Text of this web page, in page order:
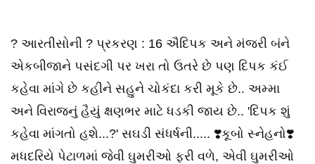
? આરતીસોની ? પ્રકરણ : 16 ઐદિપક અને મંજરી બંને
એકબીજાને પસંદગી પર ખરા તો ઉતરે છે પણ દિપક કંઈ
કહેવા માંગે છે કહીને સહુને ચોકંદા કરી મૂકે છે.. અમ્મા
અને વિરાજનું હૈયું ક્ષણભર માટે ધડકી જાય છે.. 'દિપક શું
કહેવા માંગતો હશે...?' સઘડી સંધર્ષની..... ❣️કૂબો સ્નેહનો❣️
મધદરિયે પેટાળમાં જેવી ઘુમરીઓ ફરી વળે, એવી ઘુમરીઓ